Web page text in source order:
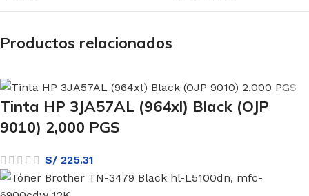
Productos relacionados
Tinta HP 3JA57AL (964xl) Black (OJP
9010) 2,000 PGS
S/ 225.31